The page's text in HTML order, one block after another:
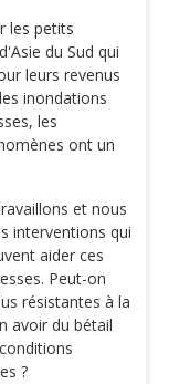
les petits
du Sud qui
leurs revenus
inondations
les
ont un
et nous
interventions qui
aider ces
Peut-on
résistantes à la
avoir du bétail
?